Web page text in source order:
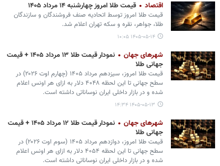
اقتصاد قیمت طلا امروز چهارشنبه ۱۴ مرداد ۱۴۰۵
قیمت طلا امروز توسط اتحادیه صنف فروشندگان و سازندگان
طلا، جواهر، نقره و سکه تهران اعلام شد.
۱۴۰۵-۰۵-۱۴ ۱۰:۰۵
شهرهای جهان
نمودار قیمت طلا ۱۳ مرداد ۱۴۰۵ + قیمت
جهانی طلا
قیمت طلا امروز، سیزدهم مرداد ۱۴۰۵ (‌چهارم اوت ۲۰۲۶) در
سطح جهانی تا این لحظه ۴۰۴۸ دلار به ازای هر اونس اعلام
شده و در بازار داخلی ایران نوساناتی داشته است.
۱۴۰۵-۰۵-۱۳ ۱۴:۳۴
شهرهای جهان
نمودار قیمت طلا ۱۲ مرداد ۱۴۰۵ + قیمت
جهانی طلا
قیمت طلا امروز، دوازدهم مرداد ۱۴۰۵ (‌سوم اوت ۲۰۲۶) در
سطح جهانی تا این لحظه ۴۰۵۴ دلار به ازای هر اونس اعلام
شده و در بازار داخلی ایران نوساناتی داشته است.